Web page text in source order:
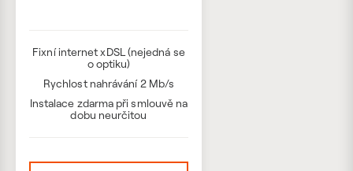
Fixní internet xDSL (nejedná se
o optiku)
Rychlost nahrávání 2 Mb/s
Instalace zdarma při smlouvě na
dobu neurčitou